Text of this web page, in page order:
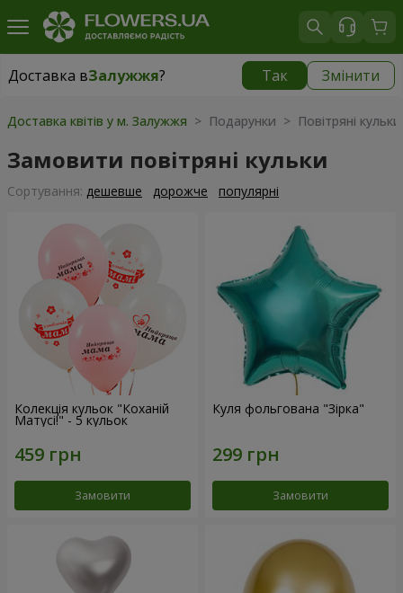
Доставка вЗалужжя? Так Змінити
Доставка вЗалужжя|
Доставка квітів у м. Залужжя > Подарунки > Повітряні кульки
Замовити повітряні кульки
Сортування: дешевше дорожче популярні
Колекція кульок "Коханій
Матусі!" - 5 кульок
Замовити
Куля фольгована "Зірка"
Замовити